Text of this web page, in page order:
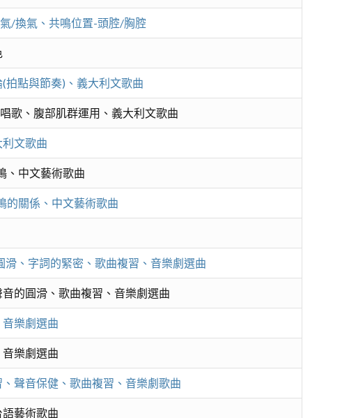
/換氣、共鳴位置-頭腔/胸腔
拍點與節奏)、義大利文歌曲
歌、腹部肌群運用、義大利文歌曲
文歌曲
、中文藝術歌曲
的關係、中文藝術歌曲
滑、字詞的緊密、歌曲複習、音樂劇選曲
的圓滑、歌曲複習、音樂劇選曲
樂劇選曲
樂劇選曲
聲音保健、歌曲複習、音樂劇歌曲
藝術歌曲